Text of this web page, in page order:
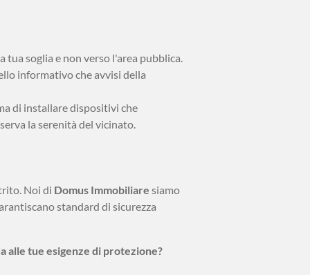
soglia e non verso l'area pubblica.
informativo che avvisi della
di installare dispositivi che
la serenità del vicinato.
Noi di Domus Immobiliare siamo
standard di sicurezza
alle tue esigenze di protezione?